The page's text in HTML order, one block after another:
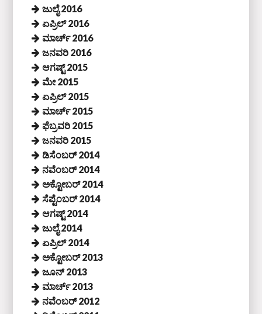
ಜುಲೈ 2016
ಏಪ್ರಿಲ್ 2016
ಮಾರ್ಚ್ 2016
ಜನವರಿ 2016
ಆಗಷ್ಟ್ 2015
ಮೇ 2015
ಏಪ್ರಿಲ್ 2015
ಮಾರ್ಚ್ 2015
ಫೆಬ್ರವರಿ 2015
ಜನವರಿ 2015
ಡಿಸೆಂಬರ್ 2014
ನವೆಂಬರ್ 2014
ಅಕ್ಟೋಬರ್ 2014
ಸೆಪ್ಟೆಂಬರ್ 2014
ಆಗಷ್ಟ್ 2014
ಜುಲೈ 2014
ಏಪ್ರಿಲ್ 2014
ಅಕ್ಟೋಬರ್ 2013
ಜೂನ್ 2013
ಮಾರ್ಚ್ 2013
ನವೆಂಬರ್ 2012